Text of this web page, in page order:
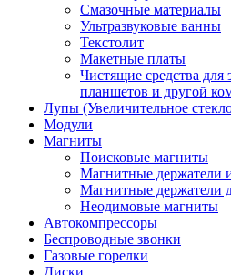
Смазочные материалы
Ультразвуковые ванны
Текстолит
Макетные платы
Чистящие средства для
планшетов и другой
Лупы (Увеличительное
Модули
Магниты
Поисковые магниты
Магнитные держатели
Магнитные держатели
Неодимовые магниты
Автокомпрессоры
Беспроводные звонки
Газовые горелки
Диски